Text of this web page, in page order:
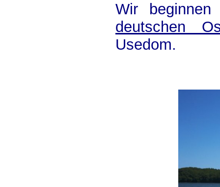
Wir
deutschen
Usedom.